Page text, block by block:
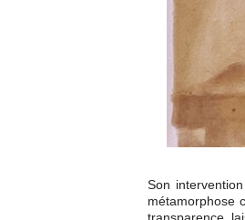
Son
métamorphose